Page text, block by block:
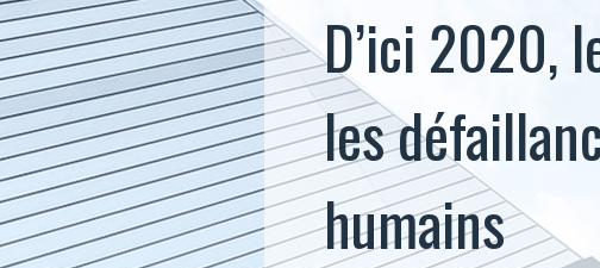
D’ici 2020,
les
humains